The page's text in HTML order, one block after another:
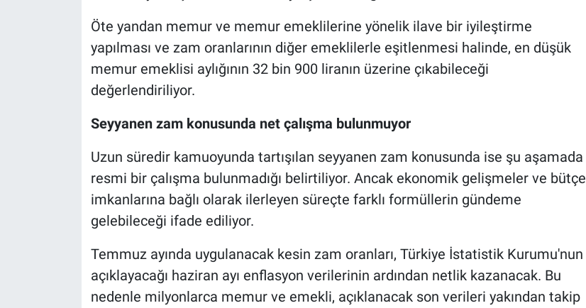
Öte yandan memur ve memur emeklilerine yönelik ilave bir iyileştirme
yapılması ve zam oranlarının diğer emeklilerle eşitlenmesi halinde, en düşük
memur emeklisi aylığının 32 bin 900 liranın üzerine çıkabileceği
değerlendiriliyor.
Seyyanen zam konusunda net çalışma bulunmuyor
Uzun süredir kamuoyunda tartışılan seyyanen zam konusunda ise şu aşamada
resmi bir çalışma bulunmadığı belirtiliyor. Ancak ekonomik gelişmeler ve bütçe
imkanlarına bağlı olarak ilerleyen süreçte farklı formüllerin gündeme
gelebileceği ifade ediliyor.
Temmuz ayında uygulanacak kesin zam oranları, Türkiye İstatistik Kurumu'nun
açıklayacağı haziran ayı enflasyon verilerinin ardından netlik kazanacak. Bu
nedenle milyonlarca memur ve emekli, açıklanacak son verileri yakından takip